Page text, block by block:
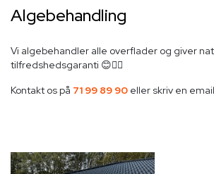
Algebehandling
Vi algebehandler alle overflader og giver
tilfredshedsgaranti 😊👍🏼
Kontakt os på 71 99 89 90 eller skriv en